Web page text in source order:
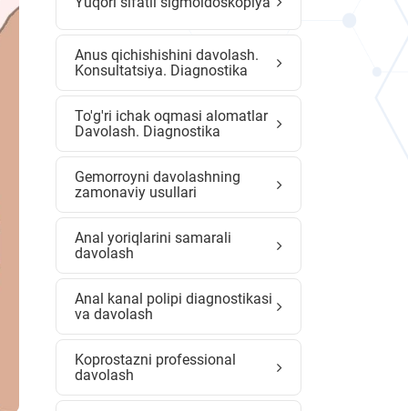
Anus qichishishini davolash.
Konsultatsiya. Diagnostika
To'g'ri ichak oqmasi alomatlar
Davolash. Diagnostika
Gemorroyni davolashning
zamonaviy usullari
Anal yoriqlarini samarali
davolash
Anal kanal polipi diagnostikasi
va davolash
Koprostazni professional
davolash